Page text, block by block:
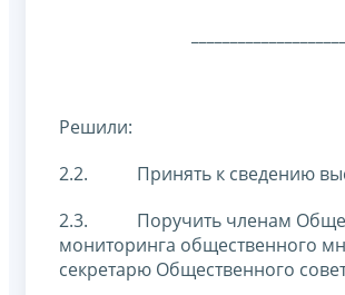
Решили:
2.2. Принять к сведению
2.3. Поручить членам
мониторинга общественного
секретарю Общественного